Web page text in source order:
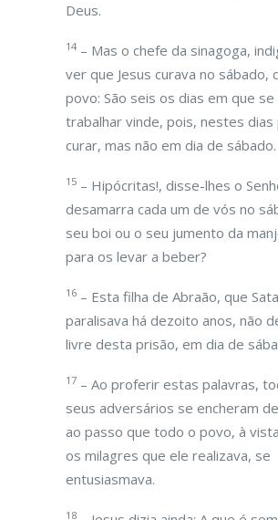
Deus.
14 – Mas o chefe da sinagoga,
ver que Jesus curava no sábado,
povo: São seis os dias em que
trabalhar vinde, pois, nestes dias
curar, mas não em dia de sábado.
15 – Hipócritas!, disse-lhes o
desamarra cada um de vós no
seu boi ou o seu jumento da
para os levar a beber?
16 – Esta filha de Abraão, que
paralisava há dezoito anos, não
livre desta prisão, em dia de
17 – Ao proferir estas palavras,
seus adversários se encheram
ao passo que todo o povo, à
os milagres que ele realizava, se
entusiasmava.
18